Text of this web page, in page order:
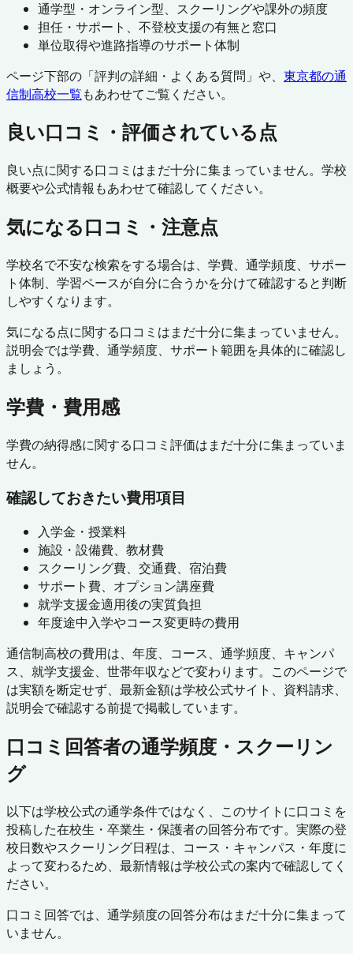
通学型・オンライン型、スクーリングや課外の頻度
担任・サポート、不登校支援の有無と窓口
単位取得や進路指導のサポート体制
ページ下部の「評判の詳細・よくある質問」や、 東京都の通
信制高校一覧もあわせてご覧ください。
良い口コミ・評価されている点
良い点に関する口コミはまだ十分に集まっていません。学校
概要や公式情報もあわせて確認してください。
気になる口コミ・注意点
学校名で不安な検索をする場合は、学費、通学頻度、サポー
ト体制、学習ペースが自分に合うかを分けて確認すると判断
しやすくなります。
気になる点に関する口コミはまだ十分に集まっていません。
説明会では学費、通学頻度、サポート範囲を具体的に確認し
ましょう。
学費・費用感
学費の納得感に関する口コミ評価はまだ十分に集まっていま
せん。
確認しておきたい費用項目
入学金・授業料
施設・設備費、教材費
スクーリング費、交通費、宿泊費
サポート費、オプション講座費
就学支援金適用後の実質負担
年度途中入学やコース変更時の費用
通信制高校の費用は、年度、コース、通学頻度、キャンパ
ス、就学支援金、世帯年収などで変わります。このページで
は実額を断定せず、最新金額は学校公式サイト、資料請求、
説明会で確認する前提で掲載しています。
口コミ回答者の通学頻度・スクーリン
グ
以下は学校公式の通学条件ではなく、このサイトに口コミを
投稿した在校生・卒業生・保護者の回答分布です。実際の登
校日数やスクーリング日程は、コース・キャンパス・年度に
よって変わるため、最新情報は学校公式の案内で確認してく
ださい。
口コミ回答では、通学頻度の回答分布はまだ十分に集まって
いません。